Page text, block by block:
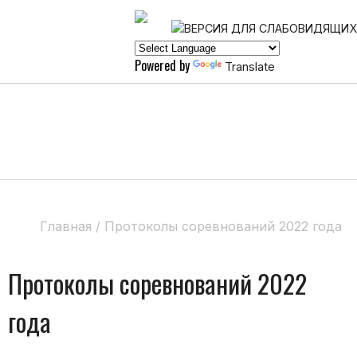
Powered by Translate
Главная / Протоколы соревнований 2022 года
Протоколы соревнований 2022
года